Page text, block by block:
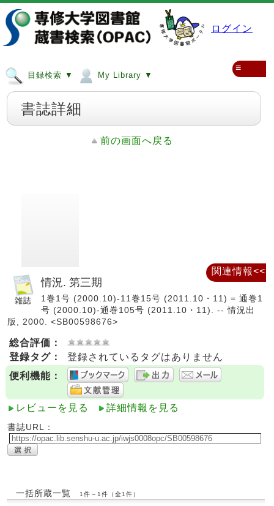
ログイン
目録検索 ▼ My Library ▼
≡
書誌詳細
前の画面へ戻る
情況. 第三期
1巻1号 (2000.10)-11巻15号 (2011.10・11) = 通巻1
号 (2000.10)-通巻105号 (2011.10・11). -- 情況出
版, 2000. <SB00598676>
総合評価：
登録タグ：
登録されているタグはありません
便利機能：
レビューを見る 詳細情報を見る
書誌URL：
一括所蔵一覧 1件～1件（全1件）
関連情報<<